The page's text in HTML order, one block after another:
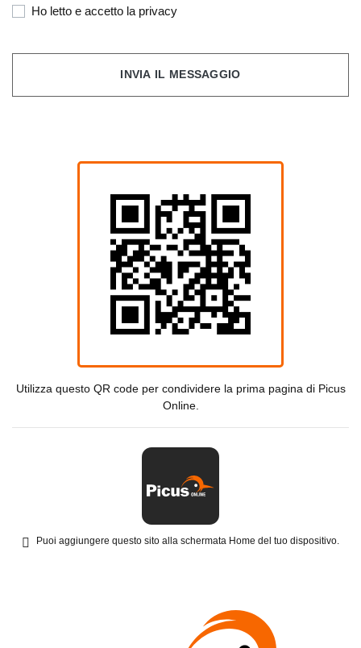
Ho letto e accetto la privacy
INVIA IL MESSAGGIO
Utilizza questo QR code per condividere la prima pagina di Picus
Online.
Puoi aggiungere questo sito alla schermata Home del tuo dispositivo.